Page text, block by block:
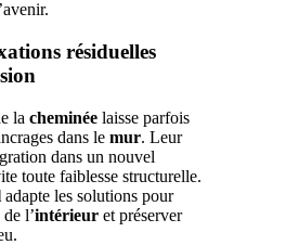
résiduelles
la cheminée laisse parfois
dans le mur. Leur
dans un nouvel
toute faiblesse structurelle.
adapte les solutions pour
l’intérieur et préserver